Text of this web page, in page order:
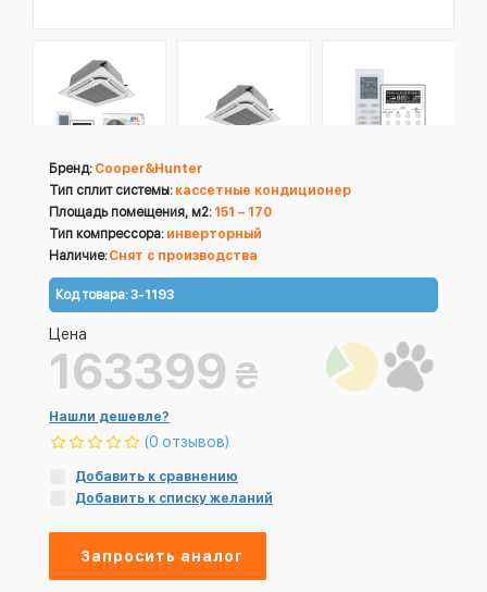
Бренд: Cooper&Hunter
Тип сплит системы: кассетные кондиционер
Площадь помещения, м2: 151 – 170
Тип компрессора: инверторный
Наличие:Снят с производства
Код товара:3-1193
Цена
163399 ₴
Нашли дешевле?
(0 отзывов)
Добавить к сравнению
Добавить к списку желаний
Запросить аналог